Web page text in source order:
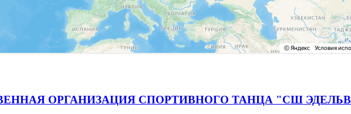
ОРГАНИЗАЦИЯ СПОРТИВНОГО ТАНЦА "СШ